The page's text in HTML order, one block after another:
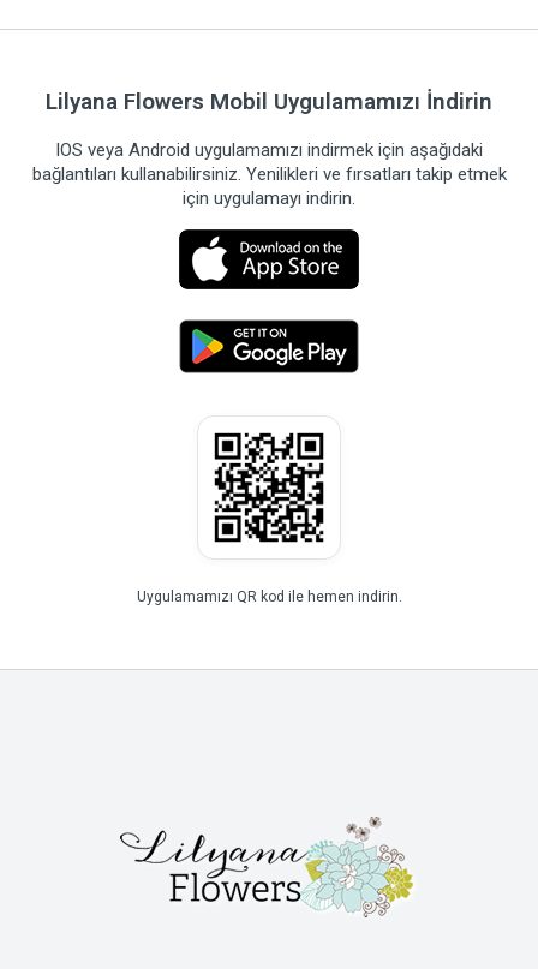
Lilyana Flowers Mobil Uygulamamızı İndirin
IOS veya Android uygulamamızı indirmek için aşağıdaki
bağlantıları kullanabilirsiniz. Yenilikleri ve fırsatları takip etmek
için uygulamayı indirin.
Uygulamamızı QR kod ile hemen indirin.